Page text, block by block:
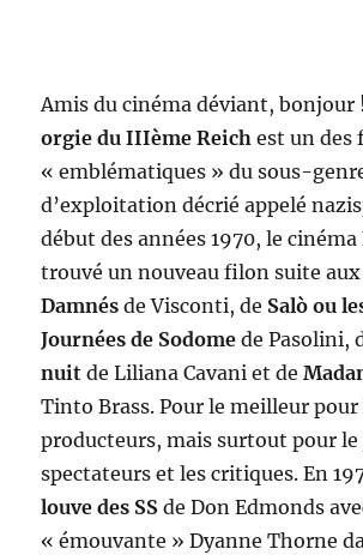
Amis du cinéma déviant,
orgie du IIIème Reichest un des
« emblématiques » du sous-
d’exploitation décrié appelé
début des années 1970, le
trouvé un nouveau filon suite aux
Damnés de Visconti, de Salò ou
Journées de Sodome de Pasolini,
nuitde Liliana Cavani et de
Tinto Brass. Pour le meilleur pour
producteurs, mais surtout pour le
spectateurs et les critiques. En
louve des SSde Don Edmonds
« émouvante » Dyanne Thorne